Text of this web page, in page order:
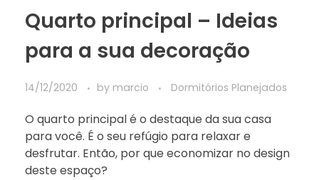
Quarto principal – Ideias
para a sua decoração
14/12/2020 by marcio Dormitórios Planejados
O quarto principal é o destaque da sua casa
para você. É o seu refúgio para relaxar e
desfrutar. Então, por que economizar no design
deste espaço?